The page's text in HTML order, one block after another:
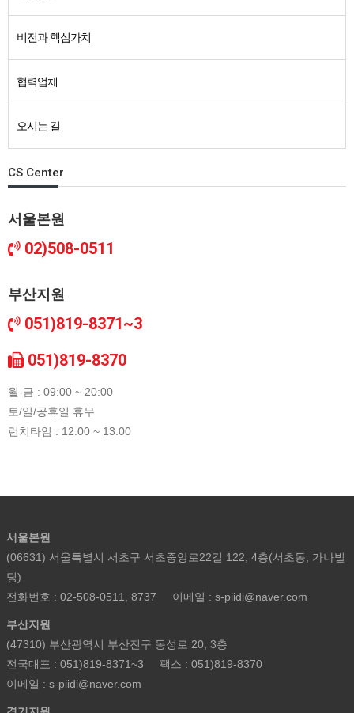
비전과 핵심가치
협력업체
오시는 길
CS Center
서울본원
02)508-0511
부산지원
051)819-8371~3
051)819-8370
월-금 : 09:00 ~ 20:00
토/일/공휴일 휴무
런치타임 : 12:00 ~ 13:00
서울본원
(06631) 서울특별시 서초구 서초중앙로22길 122, 4층(서초동, 가나빌
딩)
전화번호 : 02-508-0511, 8737
이메일 : s-piidi@naver.com
부산지원
(47310) 부산광역시 부산진구 동성로 20, 3층
전국대표 : 051)819-8371~3
팩스 : 051)819-8370
이메일 : s-piidi@naver.com